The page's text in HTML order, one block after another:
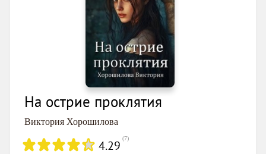
На острие проклятия
Виктория Хорошилова
4.29 (7)